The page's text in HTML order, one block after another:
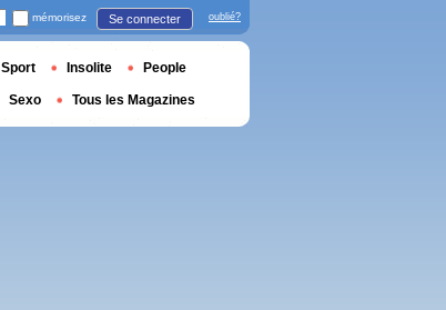
mémorisez Se connecter oublié?
Sport Insolite People
Sexo Tous les Magazines